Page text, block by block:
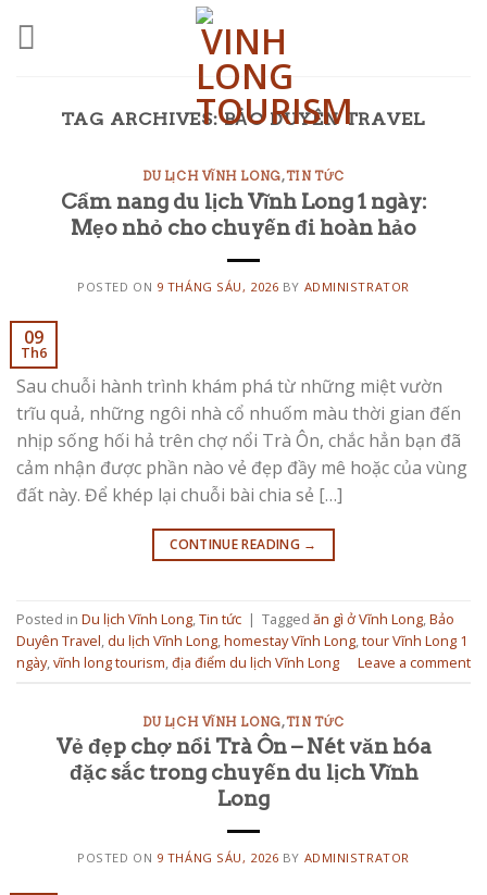
TAG ARCHIVES:BẢO DUYÊN TRAVEL
DU LỊCH VĨNH LONG,TIN TỨC
Cẩm nang du lịch Vĩnh Long 1 ngày:
Mẹo nhỏ cho chuyến đi hoàn hảo
POSTED ON 9 THÁNG SÁU, 2026 BY ADMINISTRATOR
09
Th6
Sau chuỗi hành trình khám phá từ những miệt vườn
trĩu quả, những ngôi nhà cổ nhuốm màu thời gian đến
nhịp sống hối hả trên chợ nổi Trà Ôn, chắc hẳn bạn đã
cảm nhận được phần nào vẻ đẹp đầy mê hoặc của vùng
đất này. Để khép lại chuỗi bài chia sẻ […]
CONTINUE READING →
Posted in Du lịch Vĩnh Long,Tin tức | Tagged ăn gì ở Vĩnh Long,Bảo
Duyên Travel, du lịch Vĩnh Long,homestay Vĩnh Long,tour Vĩnh Long 1
ngày,vĩnh long tourism,địa điểm du lịch Vĩnh Long Leave a comment
DU LỊCH VĨNH LONG,TIN TỨC
Vẻ đẹp chợ nổi Trà Ôn – Nét văn hóa
đặc sắc trong chuyến du lịch Vĩnh
Long
POSTED ON 9 THÁNG SÁU, 2026 BY ADMINISTRATOR